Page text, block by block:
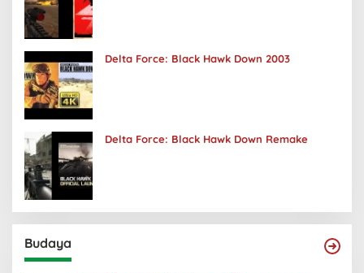
Delta Force: Black Hawk Down 2003
Delta Force: Black Hawk Down Remake
Budaya